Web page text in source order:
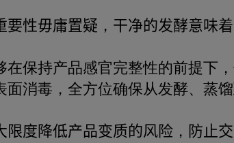
要性毋庸置疑 ， 干净的发酵意味着
在保持产品感官完整性的前提下，
面消毒， 全方位确保从发酵、蒸馏
限度降低产品变质的风险 ， 防止